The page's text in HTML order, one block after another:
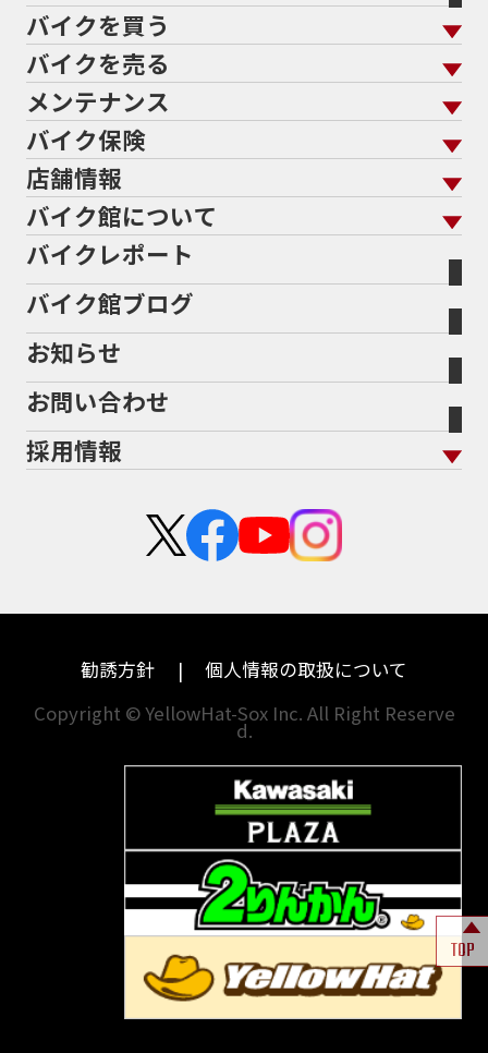
バイクを買う
バイクを買う トップ
バイクを探す
メーカーから探す
色から探す
スタイルから探す
排気量から探す
地域から探す
走行距離から探す
中古車から探す
バイクを売る
バイクを売る トップ
バイク館買取の強み
バイクを高く売るコツ
バイク買取の流れ
全国展開の強み
よくあるご質問
バイク買取強化車両
オンライン査定フォーム
メーカー別買取相場・
ヤマハ
ホンダ
スズキ
ハーレーダビッドソン
ドゥカティ
トライアンフ
アプリリア
KTM
モトグッツイ
MVアグスタ
他海外ﾒｰｶｰ
メンテナンス
メンテナンス トップ
バイク点検
バイク車検
Bikeep
プロテクションフィルム
バイク保険
バイク保険 トップ
自賠責保険
任意保険
バイク保険無料見積り（現在未加入の方）
バイク保険無料見積り（他社でご加入の方）
盗難保険
店舗情報
店舗情報 トップ
北海道
宮城
福島
茨城
栃木
兵庫
福岡
長崎
熊本
バイク館について
バイク館について トップ
バイク館が選ばれる理由
会社概要
沿革
二輪公正取引協議会加盟店
バイクレポート
バイク館ブログ
お知らせ
お問い合わせ
採用情報
中途採用・アルバイト
TOP
勧誘方針
個人情報の取扱について
Copyright © YellowHat-Sox Inc. All Right Reserve
d.